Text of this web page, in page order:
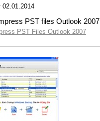
02.01.2014
PST files Outlook 2007
PST Files Outlook 2007